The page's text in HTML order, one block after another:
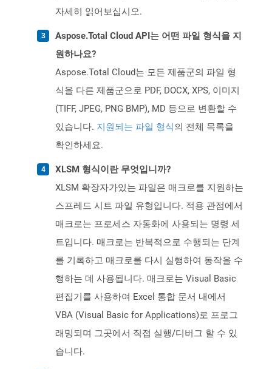
자세히 읽어보십시오.
Aspose.Total Cloud API는 어떤 파일 형식을 지
원하나요?
Aspose.Total Cloud는 모든 제품군의 파일 형
식을 다른 제품군으로 PDF, DOCX, XPS, 이미지
(TIFF, JPEG, PNG BMP), MD 등으로 변환할 수
있습니다. 지원되는 파일 형식의 전체 목록을
확인하세요.
XLSM 형식이란 무엇입니까?
XLSM 확장자가있는 파일은 매크로를 지원하는
스프레드 시트 파일 유형입니다. 적용 관점에서
매크로는 프로세스 자동화에 사용되는 명령 세
트입니다. 매크로는 반복적으로 수행되는 단계
를 기록하고 매크로를 다시 실행하여 동작을 수
행하는 데 사용됩니다. 매크로는 Visual Basic
편집기를 사용하여 Excel 통합 문서 내에서
VBA (Visual Basic for Applications)로 프로그
래밍되며 그곳에서 직접 실행/디버그 할 수 있
습니다.